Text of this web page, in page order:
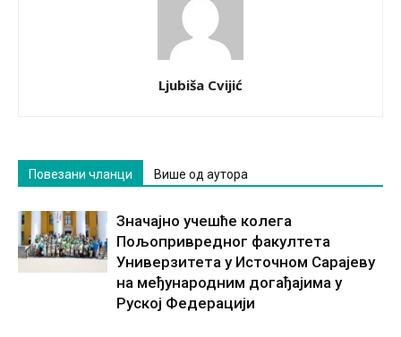
Ljubiša Cvijić
Повезани чланци Више од аутора
Значајно учешће колега
Пољопривредног факултета
Универзитета у Источном Сарајеву
на међународним догађајима у
Руској Федерацији